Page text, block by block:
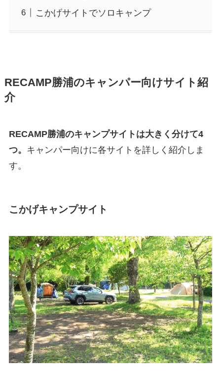
こかげサイトでソロキャンプ
RECAMP勝浦のキャンパー向けサイト紹
介
RECAMP勝浦のキャンプサイトは大きく分けて4
つ。 キャンパー向けに各サイトを詳しく紹介しま
す。
こかげキャンプサイト